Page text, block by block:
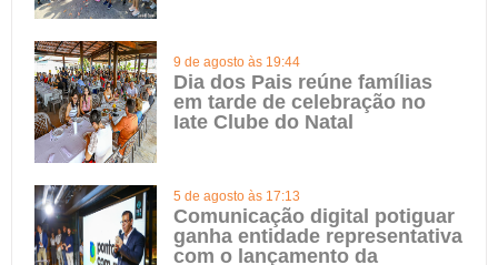
9 de agosto às 19:44
Dia dos Pais reúne famílias
em tarde de celebração no
Iate Clube do Natal
5 de agosto às 17:13
Comunicação digital potiguar
ganha entidade representativa
com o lançamento da